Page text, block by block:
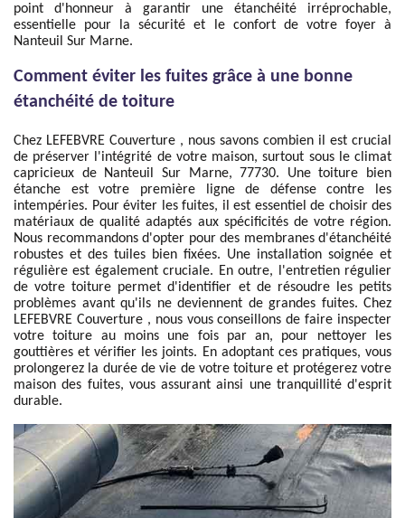
point d'honneur à garantir une étanchéité irréprochable,
essentielle pour la sécurité et le confort de votre foyer à
Nanteuil Sur Marne.
Comment éviter les fuites grâce à une bonne
étanchéité de toiture
Chez LEFEBVRE Couverture , nous savons combien il est crucial
de préserver l'intégrité de votre maison, surtout sous le climat
capricieux de Nanteuil Sur Marne, 77730. Une toiture bien
étanche est votre première ligne de défense contre les
intempéries. Pour éviter les fuites, il est essentiel de choisir des
matériaux de qualité adaptés aux spécificités de votre région.
Nous recommandons d'opter pour des membranes d'étanchéité
robustes et des tuiles bien fixées. Une installation soignée et
régulière est également cruciale. En outre, l'entretien régulier
de votre toiture permet d'identifier et de résoudre les petits
problèmes avant qu'ils ne deviennent de grandes fuites. Chez
LEFEBVRE Couverture , nous vous conseillons de faire inspecter
votre toiture au moins une fois par an, pour nettoyer les
gouttières et vérifier les joints. En adoptant ces pratiques, vous
prolongerez la durée de vie de votre toiture et protégerez votre
maison des fuites, vous assurant ainsi une tranquillité d'esprit
durable.